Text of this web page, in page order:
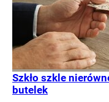
Szkło szkle
butelek